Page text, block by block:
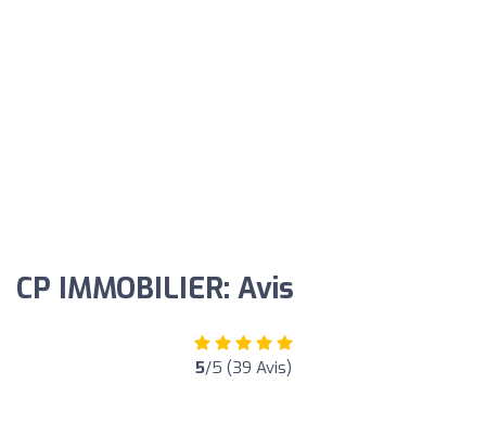
CP IMMOBILIER: Avis
5/5 (39 Avis)